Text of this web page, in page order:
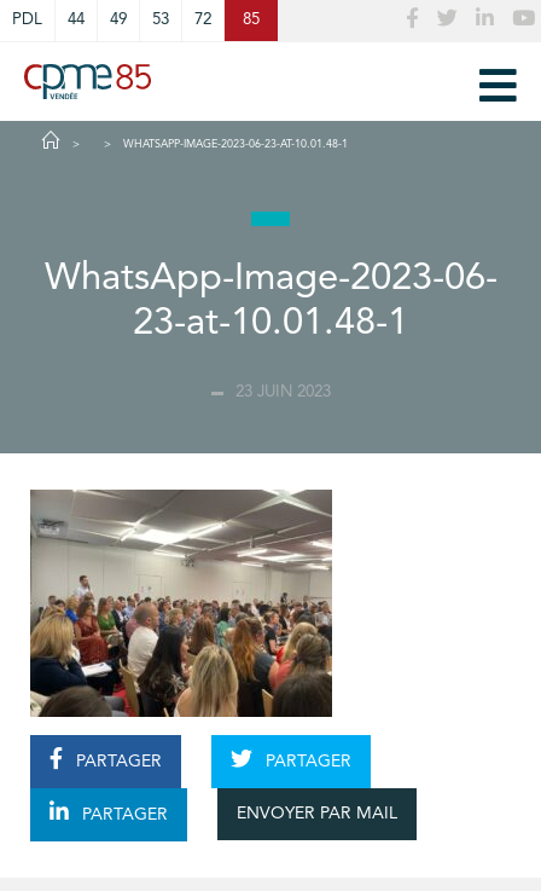
PDL 44 49 53 72 85
WHATSAPP-IMAGE-2023-06-23-AT-10.01.48-1
WhatsApp-Image-2023-06-
23-at-10.01.48-1
23 JUIN 2023
PARTAGER PARTAGER
PARTAGER ENVOYER PAR MAIL
Cookies management panel